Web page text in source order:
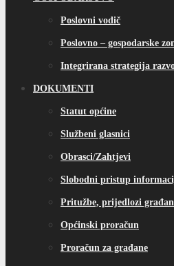
Poslovni vodič
Poslovno – gospodarske
Integrirana strategija
DOKUMENTI
Statut općine
Službeni glasnici
Obrasci/Zahtjevi
Slobodni pristup
Pritužbe, prijedlozi
Općinski proračun
Proračun za građane